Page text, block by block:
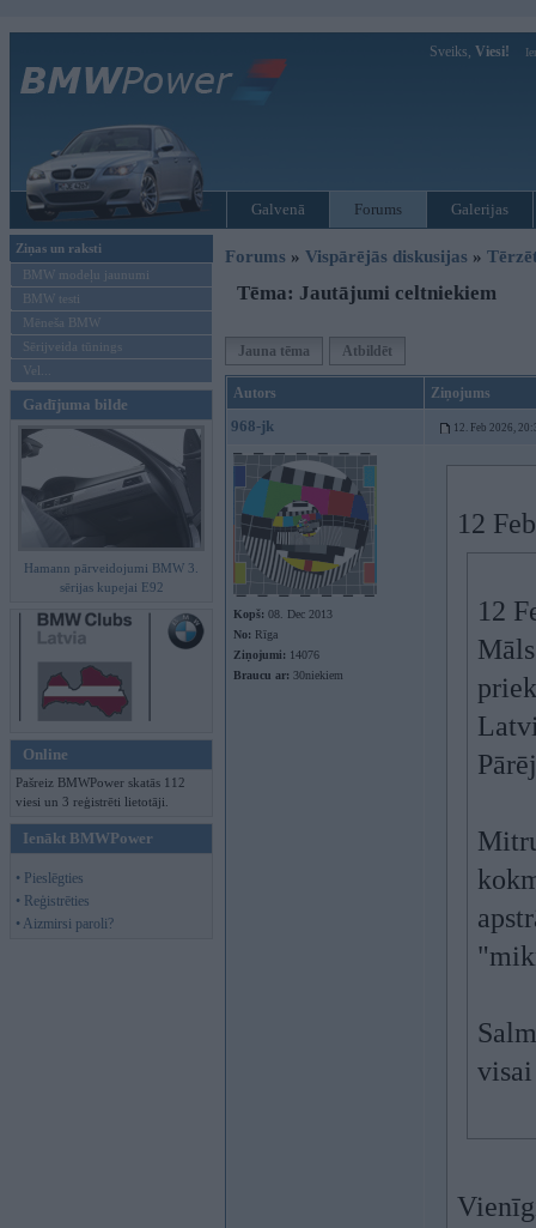
Sveiks, Viesi!
Galvenā Forums Galerijas
Ziņas un raksti
BMW modeļu jaunumi
BMW testi
Mēneša BMW
Sērijveida tūnings
Vel...
Gadījuma bilde
Hamann pārveidojumi BMW 3.
sērijas kupejai E92
Online
Pašreiz BMWPower skatās 112
viesi un 3 reģistrēti lietotāji.
Ienākt BMWPower
• Pieslēgties
• Reģistrēties
• Aizmirsi paroli?
Forums » Vispārējās diskusijas »
Tēma: Jautājumi celtniekiem
Jauna tēma Atbildēt
Autors Ziņojums
968-jk 12. Feb 2026,
Kopš: 08. Dec 2013
No: Rīga
Ziņojumi: 14076
Braucu ar: 30niekiem
12
12